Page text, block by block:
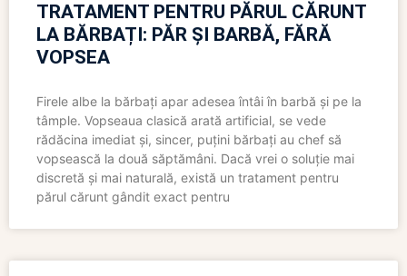
TRATAMENT PENTRU PĂRUL CĂRUNT
LA BĂRBAȚI: PĂR ȘI BARBĂ, FĂRĂ
VOPSEA
Firele albe la bărbați apar adesea întâi în barbă și pe la
tâmple. Vopseaua clasică arată artificial, se vede
rădăcina imediat și, sincer, puțini bărbați au chef să
vopsească la două săptămâni. Dacă vrei o soluție mai
discretă și mai naturală, există un tratament pentru
părul cărunt gândit exact pentru